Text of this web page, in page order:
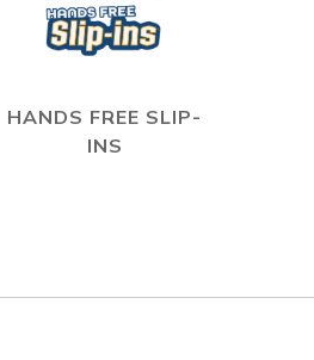
HANDS FREE SLIP-
INS